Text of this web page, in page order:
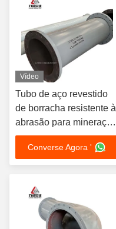
Vídeo
Tubo de aço revestido
de borracha resistente à
abrasão para mineração
de lama
Converse Agora '